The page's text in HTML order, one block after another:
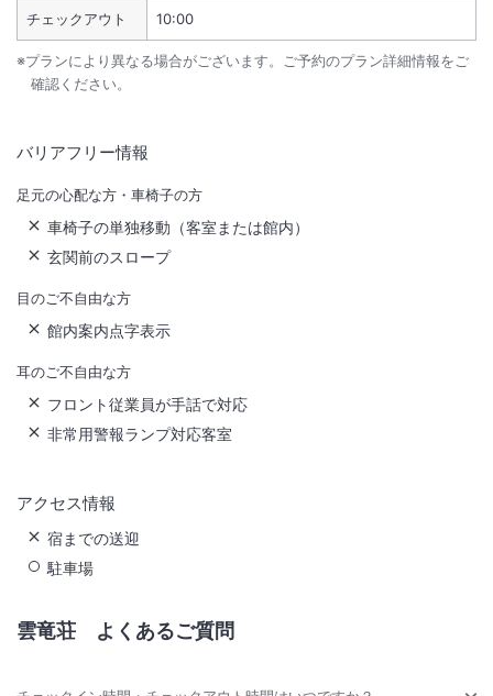
チェックアウト 10:00
※プランにより異なる場合がございます。ご予約のプラン詳細情報をご
確認ください。
バリアフリー情報
足元の心配な方・車椅子の方
車椅子の単独移動（客室または館内）
玄関前のスロープ
目のご不自由な方
館内案内点字表示
耳のご不自由な方
フロント従業員が手話で対応
非常用警報ランプ対応客室
アクセス情報
宿までの送迎
駐車場
雲竜荘 よくあるご質問